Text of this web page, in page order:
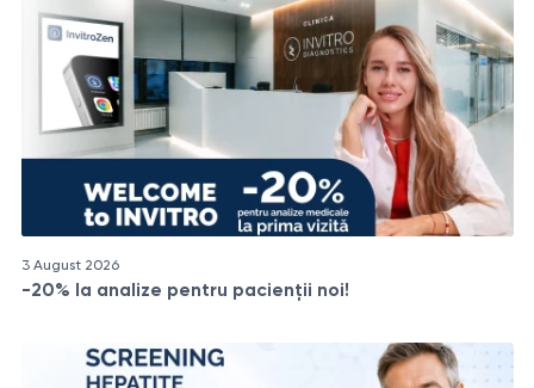
3 August 2026
-20% la analize pentru pacienții noi!